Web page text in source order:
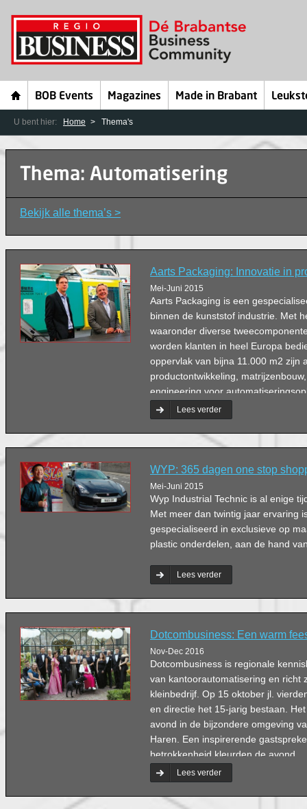
BOB Events Magazines Made in Brabant
U bent hier: Home Thema's
Thema: Automatisering
Bekijk alle thema’s >
Aarts Packaging: Innovatie in
Mei-Juni 2015
Aarts Packaging is een
binnen de kunststof industrie. Met
waaronder diverse
worden klanten in heel Europa
oppervlak van bijna 11.000 m2 zijn
productontwikkeling,
engineering voor
magazijn met expeditie.
Lees verder
WYP: 365 dagen one stop
Mei-Juni 2015
Wyp Industrial Technic is al enige
Met meer dan twintig jaar ervaring
gespecialiseerd in exclusieve op
plastic onderdelen, aan de hand
Lees verder
Dotcombusiness: Een warm
Nov-Dec 2016
Dotcombusiness is regionale
van kantoorautomatisering en richt
kleinbedrijf. Op 15 oktober jl.
en directie het 15-jarig bestaan.
avond in de bijzondere omgeving
Haren. Een inspirerende
betrokkenheid kleurden de avond.
Lees verder